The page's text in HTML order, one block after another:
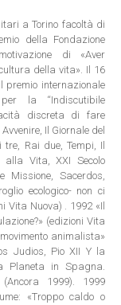
a Torino facoltà di
della Fondazione
di «Aver
della vita». Il 16
premio internazionale
la “Indiscutibile
discreta di fare
Il Giornale del
tre, Rai due, Tempi, Il
alla Vita, XXI Secolo
Missione, Sacerdos,
ecologico- non ci
Vita Nuova) . 1992 «Il
(edizioni Vita
animalista»
Judios, Pio XII Y la
Planeta in Spagna.
1999). 1999
«Troppo caldo o